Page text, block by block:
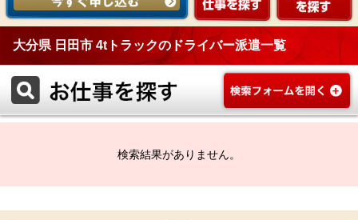
大分県 日田市 4tトラックのドライバー派遣一覧
検索結果がありません。